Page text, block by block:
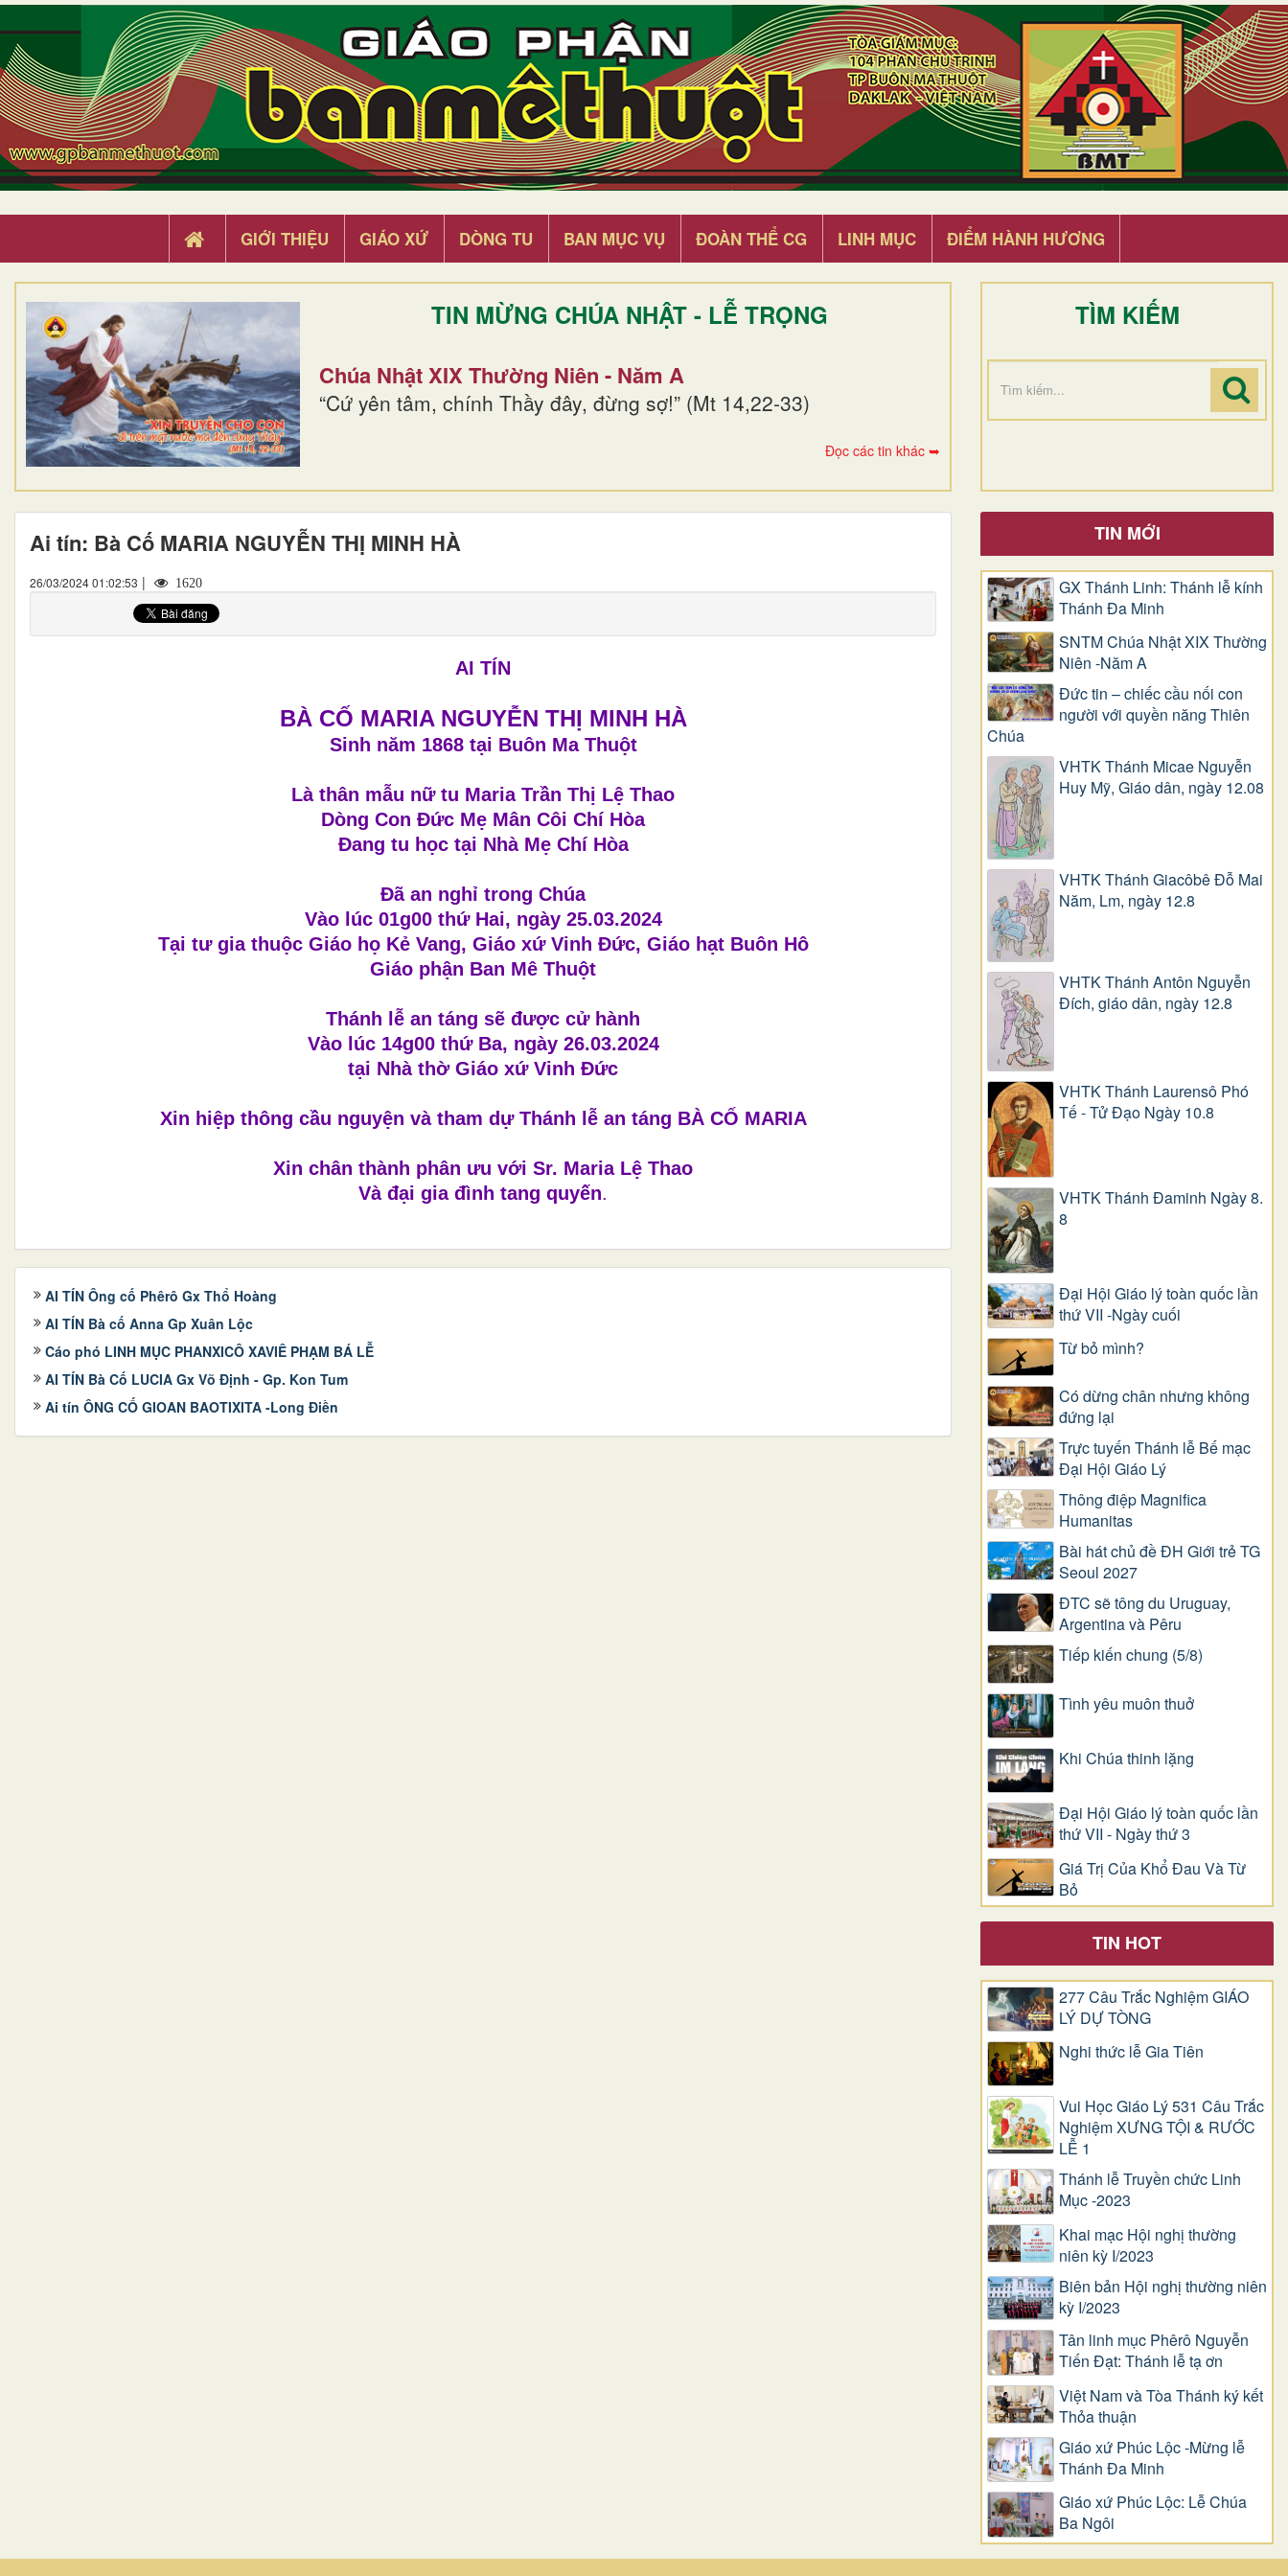
GIỚI THIỆU GIÁO XỨ DÒNG TU BAN MỤC VỤ ĐOÀN THỂ CG LINH MỤC ĐIỂM HÀNH HƯƠNG
TIN MỪNG CHÚA NHẬT - LỄ TRỌNG
Chúa Nhật XIX Thường Niên - Năm A
“Cứ yên tâm, chính Thầy đây, đừng sợ!” (Mt 14,22-33)
Đọc các tin khác ➥
TÌM KIẾM
Ai tín: Bà Cố MARIA NGUYỄN THỊ MINH HÀ
26/03/2024 01:02:53 | 1620
AI TÍN
BÀ CỐ MARIA NGUYỄN THỊ MINH HÀ
Sinh năm 1868 tại Buôn Ma Thuột
Là thân mẫu nữ tu Maria Trần Thị Lệ Thao
Dòng Con Đức Mẹ Mân Côi Chí Hòa
Đang tu học tại Nhà Mẹ Chí Hòa
Đã an nghỉ trong Chúa
Vào lúc 01g00 thứ Hai, ngày 25.03.2024
Tại tư gia thuộc Giáo họ Kẻ Vang, Giáo xứ Vinh Đức, Giáo hạt Buôn Hô
Giáo phận Ban Mê Thuột
Thánh lễ an táng sẽ được cử hành
Vào lúc 14g00 thứ Ba, ngày 26.03.2024
tại Nhà thờ Giáo xứ Vinh Đức
Xin hiệp thông cầu nguyện và tham dự Thánh lễ an táng BÀ CỐ MARIA
Xin chân thành phân ưu với Sr. Maria Lệ Thao
Và đại gia đình tang quyến.
AI TÍN Ông cố Phêrô Gx Thổ Hoàng
AI TÍN Bà cố Anna Gp Xuân Lộc
Cáo phó LINH MỤC PHANXICÔ XAVIÊ PHẠM BÁ LỄ
AI TÍN Bà Cố LUCIA Gx Võ Định - Gp. Kon Tum
Ai tín ÔNG CỐ GIOAN BAOTIXITA -Long Điền
TIN MỚI
GX Thánh Linh: Thánh lễ kính
Thánh Đa Minh
SNTM Chúa Nhật XIX Thường
Niên -Năm A
Đức tin – chiếc cầu nối con
người với quyền năng Thiên
Chúa
VHTK Thánh Micae Nguyễn
Huy Mỹ, Giáo dân, ngày 12.08
VHTK Thánh Giacôbê Ðỗ Mai
Năm, Lm, ngày 12.8
VHTK Thánh Antôn Nguyễn
Ðích, giáo dân, ngày 12.8
VHTK Thánh Laurensô Phó
Tế - Tử Đạo Ngày 10.8
VHTK Thánh Đaminh Ngày 8.
8
Đại Hội Giáo lý toàn quốc lần
thứ VII -Ngày cuối
Từ bỏ mình?
Có dừng chân nhưng không
đứng lại
Trực tuyến Thánh lễ Bế mạc
Đại Hội Giáo Lý
Thông điệp Magnifica
Humanitas
Bài hát chủ đề ĐH Giới trẻ TG
Seoul 2027
ĐTC sẽ tông du Uruguay,
Argentina và Pêru
Tiếp kiến chung (5/8)
Tình yêu muôn thuở
Khi Chúa thinh lặng
Đại Hội Giáo lý toàn quốc lần
thứ VII - Ngày thứ 3
Giá Trị Của Khổ Ðau Và Từ
Bỏ
TIN HOT
277 Câu Trắc Nghiệm GIÁO
LÝ DỰ TÒNG
Nghi thức lễ Gia Tiên
Vui Học Giáo Lý 531 Câu Trắc
Nghiệm XƯNG TỘI & RƯỚC
LỄ 1
Thánh lễ Truyền chức Linh
Mục -2023
Khai mạc Hội nghị thường
niên kỳ I/2023
Biên bản Hội nghị thường niên
kỳ I/2023
Tân linh mục Phêrô Nguyễn
Tiến Đạt: Thánh lễ tạ ơn
Việt Nam và Tòa Thánh ký kết
Thỏa thuận
Giáo xứ Phúc Lộc -Mừng lễ
Thánh Đa Minh
Giáo xứ Phúc Lộc: Lễ Chúa
Ba Ngôi